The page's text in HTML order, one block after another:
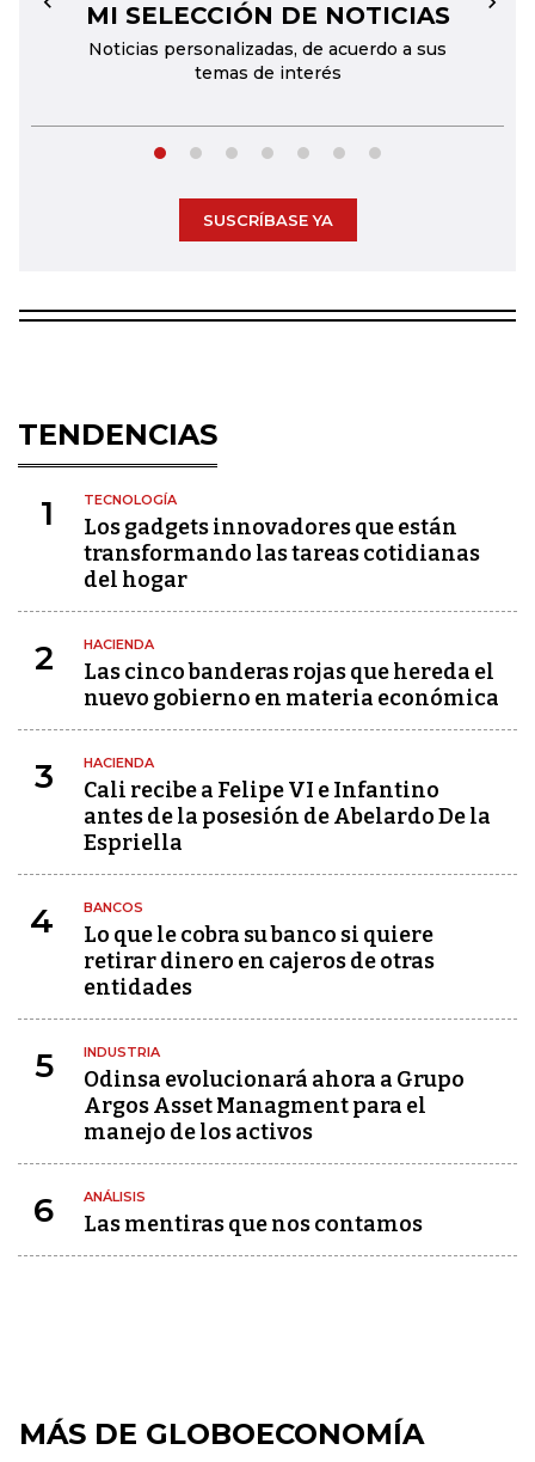
MI SELECCIÓN DE NOTICIAS
Noticias personalizadas, de acuerdo a sus
temas de interés
← →
SUSCRÍBASE YA
TENDENCIAS
1 TECNOLOGÍA
Los gadgets innovadores que están
transformando las tareas cotidianas
del hogar
2 HACIENDA
Las cinco banderas rojas que hereda el
nuevo gobierno en materia económica
3 HACIENDA
Cali recibe a Felipe VI e Infantino
antes de la posesión de Abelardo De la
Espriella
4 BANCOS
Lo que le cobra su banco si quiere
retirar dinero en cajeros de otras
entidades
5 INDUSTRIA
Odinsa evolucionará ahora a Grupo
Argos Asset Managment para el
manejo de los activos
6 ANÁLISIS
Las mentiras que nos contamos
MÁS DE GLOBOECONOMÍA